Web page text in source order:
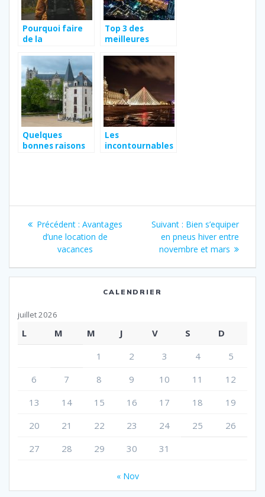
Pourquoi faire
de la
Top 3 des
meilleures
à Dubaï
Quelques
bonnes raisons
Les
incontournables
Navigation
l’article
Précédent : Article
précédent
:
Avantages
d’une location de
vacances
Suivant : Article
suivant
:
Bien s’equiper
en pneus hiver entre
novembre et mars
CALENDRIER
juillet 2026
L M M J V S
D
1
2 3 4
5
6
7 8 9 10 11
12
13
14 15 16 17 18
19
20
21 22 23 24 25
26
27
28 29 30 31
« Nov